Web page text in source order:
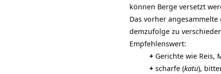
können Berge versetzt
Das vorher
demzufolge zu
Empfehlenswert:
+ Gerichte wie Reis,
+ scharfe (katu),